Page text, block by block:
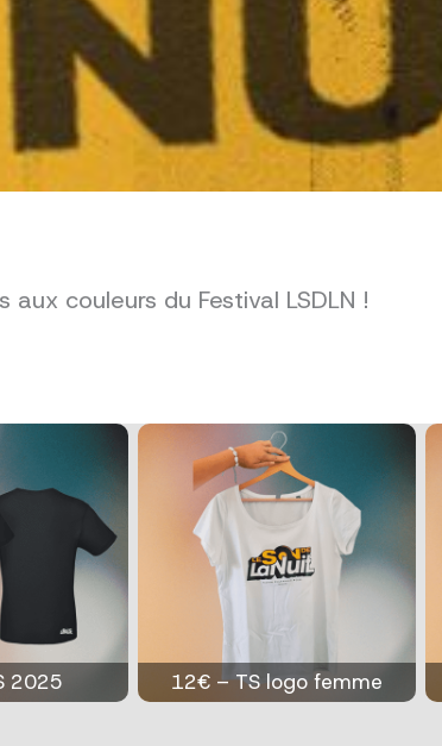
couleurs du Festival LSDLN !
femme 12€ – TS logo